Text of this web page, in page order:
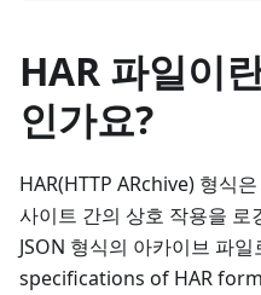
HAR 파일이
인가요?
HAR(HTTP ARchive) 형식
사이트 간의 상호 작용을 로
JSON 형식의 아카이브 파일
specifications of HAR